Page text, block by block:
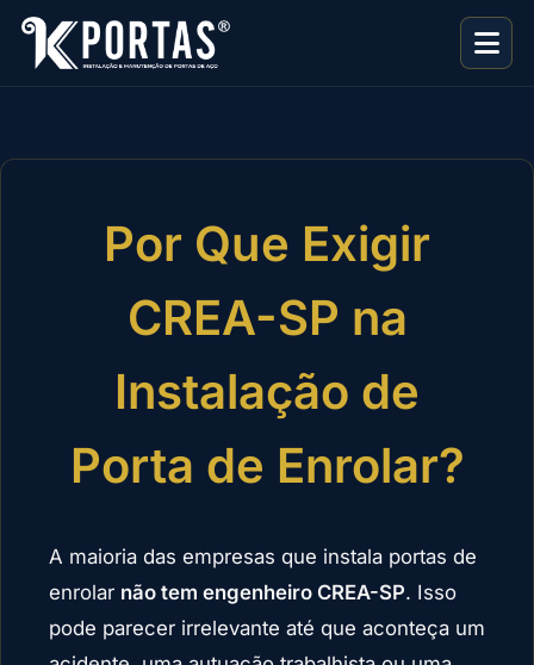
Por Que Exigir
CREA-SP na
Instalação de
Porta de Enrolar?
A maioria das empresas que instala portas de
enrolar não tem engenheiro CREA-SP. Isso
pode parecer irrelevante até que aconteça um